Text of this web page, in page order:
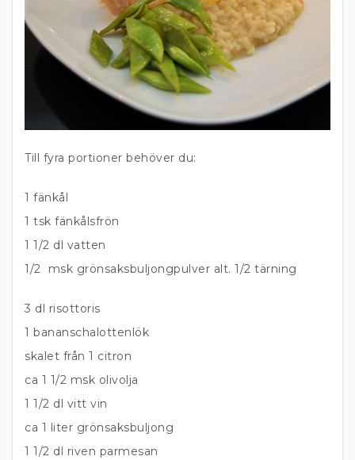
Till fyra portioner behöver du:
1 fänkål
1 tsk fänkålsfrön
1 1/2 dl vatten
1/2 msk grönsaksbuljongpulver alt. 1/2 tärning
3 dl risottoris
1 bananschalottenlök
skalet från 1 citron
ca 1 1/2 msk olivolja
1 1/2 dl vitt vin
ca 1 liter grönsaksbuljong
1 1/2 dl riven parmesan